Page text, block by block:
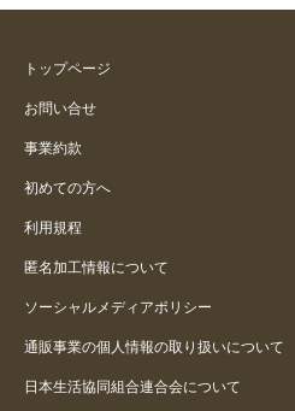
トップページ
お問い合せ
事業約款
初めての方へ
利用規程
匿名加工情報について
ソーシャルメディアポリシー
通販事業の個人情報の取り扱いについて
日本生活協同組合連合会について